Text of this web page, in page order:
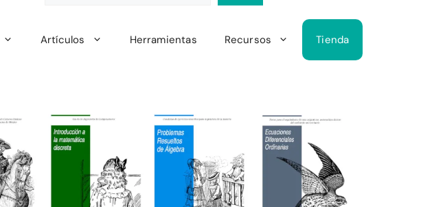
Artículos Herramientas Recursos Tienda